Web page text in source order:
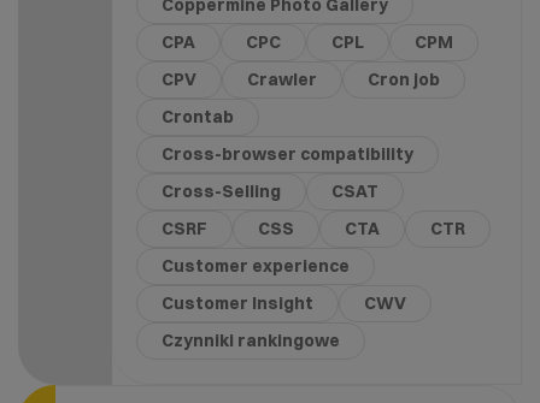
Coppermine Photo Gallery
CPA
CPC CPL
CPM
CPV
Crawler
Cron job
Crontab
Cross-browser compatibility
Cross-Selling
CSAT
CSRF
CSS CTA
CTR
Customer experience
Customer Insight
CWV
Czynniki rankingowe